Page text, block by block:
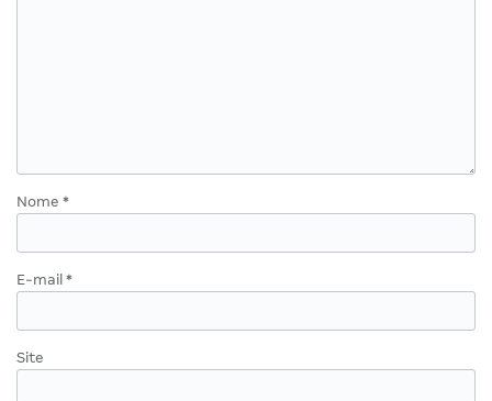
Nome *
E-mail *
Site